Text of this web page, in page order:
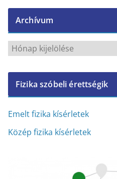
Archívum
r
c
í
v
m
Fizika szóbeli érettségik
Emelt fizika kísérletek
Közép fizika kísérletek